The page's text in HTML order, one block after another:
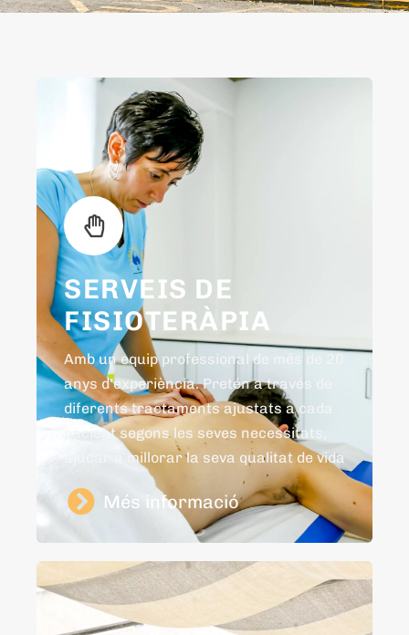
SERVEIS DE
FISIOTERÀPIA
Amb un equip professional de més de 20
anys d'experiència. Pretén a través de
diferents tractaments ajustats a cada
pacient segons les seves necessitats,
ajudar a millorar la seva qualitat de vida
Més informació